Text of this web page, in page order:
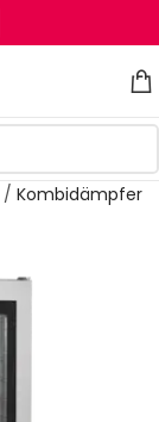
/ Kombidämpfer